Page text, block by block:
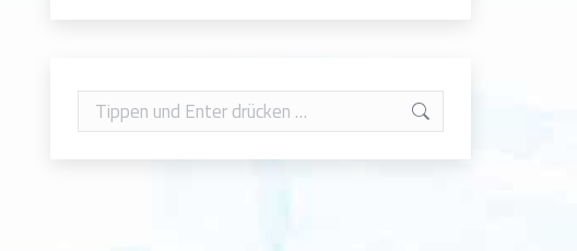
Search: